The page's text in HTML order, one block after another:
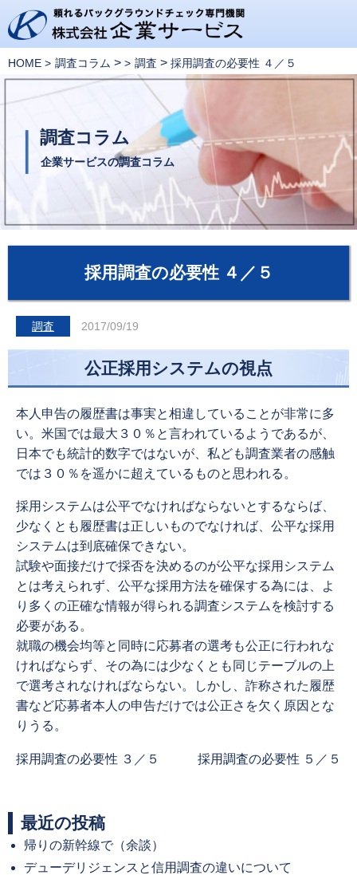
HOME 調査コラム > 調査 > 採用調査の必要性 ４／５
調査コラム
企業サービスの調査コラム
採用調査の必要性 ４／５
調査 2017/09/19
公正採用システムの視点
本人申告の履歴書は事実と相違していることが非常に多
い。米国では最大３０％と言われているようであるが、
日本でも統計的数字ではないが、私ども調査業者の感触
では３０％を遥かに超えているものと思われる。
採用システムは公平でなければならないとするならば、
少なくとも履歴書は正しいものでなければ、公平な採用
システムは到底確保できない。
試験や面接だけで採否を決めるのが公平な採用システム
とは考えられず、公平な採用方法を確保する為には、よ
り多くの正確な情報が得られる調査システムを検討する
必要がある。
就職の機会均等と同時に応募者の選考も公正に行われな
ければならず、その為には少なくとも同じテーブルの上
で選考されなければならない。しかし、詐称された履歴
書など応募者本人の申告だけでは公正さを欠く原因とな
りうる。
Previous
採用調査の必要性 ３／５
Next
採用調査の必要性 ５／５
最近の投稿
帰りの新幹線で（余談）
デューデリジェンスと信用調査の違いについて